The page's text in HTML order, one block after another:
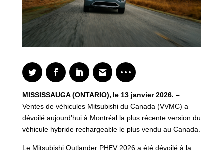
MISSISSAUGA (ONTARIO), le 13 janvier 2026. –
Ventes de véhicules Mitsubishi du Canada (VVMC) a
dévoilé aujourd’hui à Montréal la plus récente version du
véhicule hybride rechargeable le plus vendu au Canada.
Le Mitsubishi Outlander PHEV 2026 a été dévoilé à la